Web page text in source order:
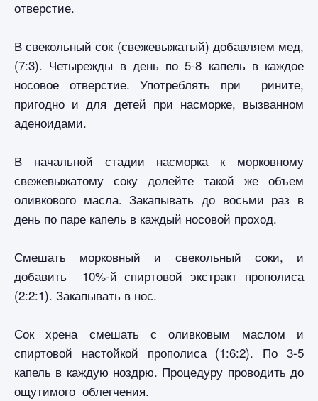
отверстие.
В свекольный сок (свежевыжатый) добавляем мед,
(7:3). Четырежды в день по 5-8 капель в каждое
носовое отверстие. Употреблять при рините,
пригодно и для детей при насморке, вызванном
аденоидами.
В начальной стадии насморка к морковному
свежевыжатому соку долейте такой же объем
оливкового масла. Закапывать до восьми раз в
день по паре капель в каждый носовой проход.
Смешать морковный и свекольный соки, и
добавить 10%-й спиртовой экстракт прополиса
(2:2:1). Закапывать в нос.
Сок хрена смешать с оливковым маслом и
спиртовой настойкой прополиса (1:6:2). По 3-5
капель в каждую ноздрю. Процедуру проводить до
ощутимого облегчения.